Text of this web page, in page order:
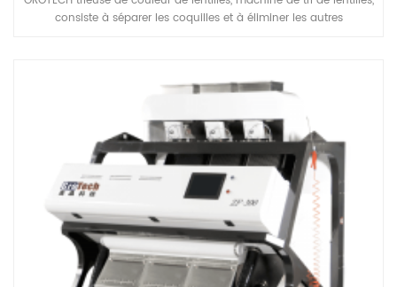
consiste à séparer les coquilles et à éliminer les autres